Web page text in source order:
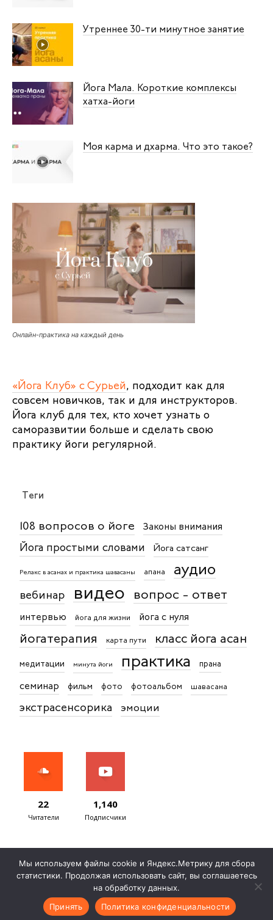
Утреннее 30-ти минутное занятие
Йога Мала. Короткие комплексы
хатха-йоги
Моя карма и дхарма. Что это такое?
Онлайн-практика на каждый день
«Йога Клуб» с Сурьей, подходит как для
совсем новичков, так и для инструкторов.
Йога клуб для тех, кто хочет узнать о
саморазвитии больше и сделать свою
практику йоги регулярной.
Теги
108 вопросов о йоге Законы внимания
Йога простыми словами Йога сатсанг
Релакс в асанах и практика шавасаны апана аудио
вебинар видео вопрос - ответ
интервью йога для жизни йога с нуля
йогатерапия карта пути класс йога асан
медитации минута йоги практика прана
семинар фильм фото фотоальбом шавасана
экстрасенсорика эмоции
22
Читатели
1,140
Подписчики
Записаться на консультацию
Договор публичной оферты
Согласие на обработку ПД
Политика обработки ПД Контакты
© Сурья дас, 2012 — 2026 Все права защищены. Создано с ♥
Мы используем файлы cookie и Яндекс.Метрику для сбора
статистики. Продолжая использовать сайт, вы соглашаетесь
на обработку данных.
Принять
Политика конфиденциальности